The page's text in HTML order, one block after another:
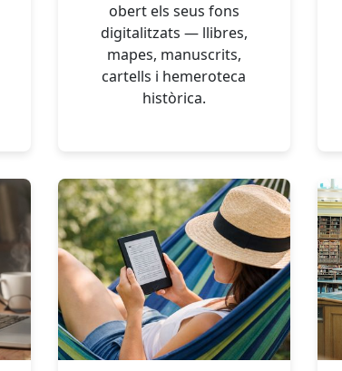
obert els seus fons
digitalitzats — llibres,
mapes, manuscrits,
cartells i hemeroteca
històrica.